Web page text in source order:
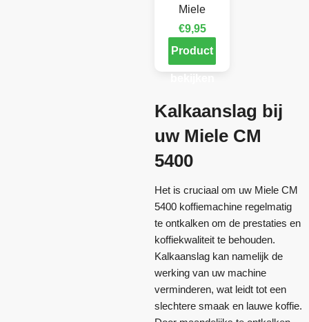
Miele
€9,95
Product
Kalkaanslag bij
uw Miele CM
5400
Het is cruciaal om uw Miele CM
5400 koffiemachine regelmatig
te ontkalken om de prestaties en
koffiekwaliteit te behouden.
Kalkaanslag kan namelijk de
werking van uw machine
verminderen, wat leidt tot een
slechtere smaak en lauwe koffie.